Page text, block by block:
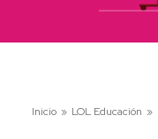
Inicio » LOL Educación »